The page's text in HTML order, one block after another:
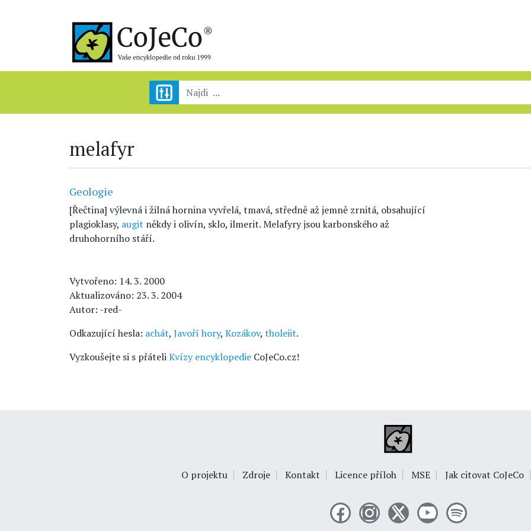
melafyr
Geologie
[Řečtina] výlevná i žilná hornina vyvřelá, tmavá, středně až jemně zrnitá, obsahující
plagioklasy, augit někdy i olivín, sklo, ilmerit. Melafyry jsou karbonského až
druhohorního stáří.
Vytvořeno: 14. 3. 2000
Aktualizováno: 23. 3. 2004
Autor: -red-
Odkazující hesla: achát, Javoří hory, Kozákov, tholeiit.
Vyzkoušejte si s přáteliKvízy encyklopedie CoJeCo.cz!
O projektu Zdroje Kontakt Licence příloh MSE Jak citovat CoJeCo